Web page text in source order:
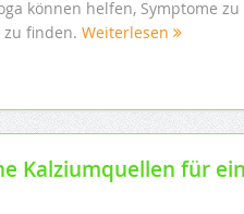
können helfen, Symptome
zu finden. Weiterlesen
Kalziumquellen für